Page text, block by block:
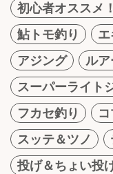
初心者オススメ！
鮎トモ釣り
アジング
ルア
スーパーライト
フカセ釣り
スッテ＆ツノ
投げ＆ちょい投